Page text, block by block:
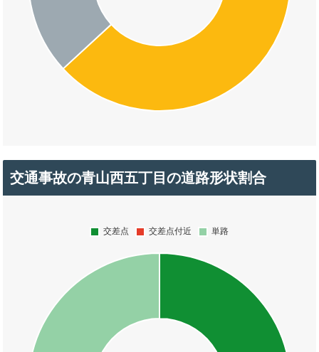
交通事故の青山西五丁目の道路形状割合